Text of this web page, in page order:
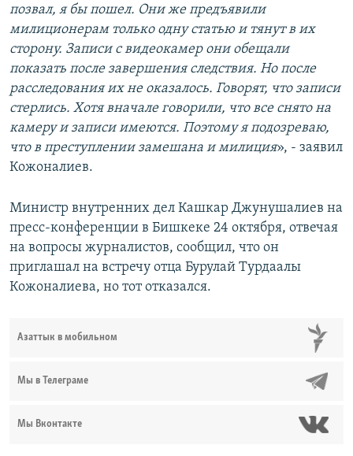
позвал, я бы пошел. Они же предъявили
милиционерам только одну статью и тянут в их
сторону. Записи с видеокамер они обещали
показать после завершения следствия. Но после
расследования их не оказалось. Говорят, что записи
стерлись. Хотя вначале говорили, что все снято на
камеру и записи имеются. Поэтому я подозреваю,
что в преступлении замешана и милиция», - заявил
Кожоналиев.
Министр внутренних дел Кашкар Джунушалиев на
пресс-конференции в Бишкеке 24 октября, отвечая
на вопросы журналистов, сообщил, что он
приглашал на встречу отца Бурулай Турдаалы
Кожоналиева, но тот отказался.
Азаттык в мобильном
Мы в Телеграме
Мы Вконтакте